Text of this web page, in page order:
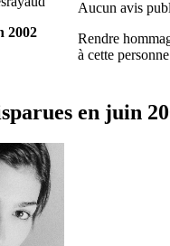
2002
Aucun avis
Rendre
à cette personne
en juin